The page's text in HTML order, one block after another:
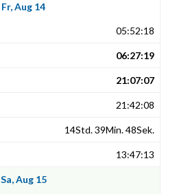
Fr, Aug 14
05:52:18
06:27:19
21:07:07
21:42:08
14Std. 39Min. 48Sek.
13:47:13
Sa, Aug 15